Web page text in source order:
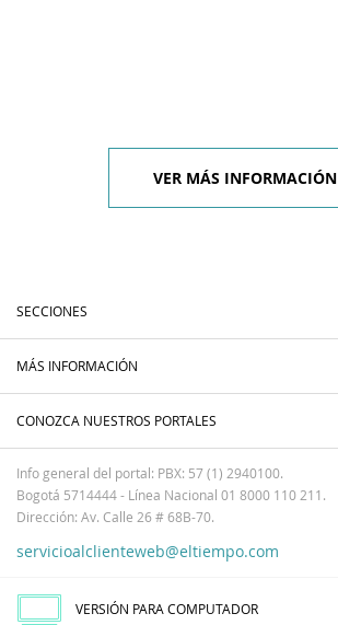
VER MÁS INFORMACIÓN
SECCIONES
MÁS INFORMACIÓN
CONOZCA NUESTROS PORTALES
Info general del portal: PBX: 57 (1) 2940100.
Bogotá 5714444 - Línea Nacional 01 8000 110 211.
Dirección: Av. Calle 26 # 68B-70.
servicioalclienteweb@eltiempo.com
VERSIÓN PARA COMPUTADOR